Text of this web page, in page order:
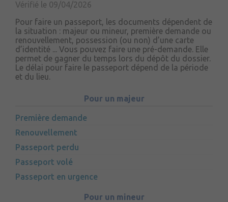
Vérifié le 09/04/2026
Pour faire un passeport, les documents dépendent de
la situation : majeur ou mineur, première demande ou
renouvellement, possession (ou non) d’une carte
d’identité ... Vous pouvez faire une pré-demande. Elle
permet de gagner du temps lors du dépôt du dossier.
Le délai pour faire le passeport dépend de la période
et du lieu.
Pour un majeur
Première demande
Renouvellement
Passeport perdu
Passeport volé
Passeport en urgence
Pour un mineur